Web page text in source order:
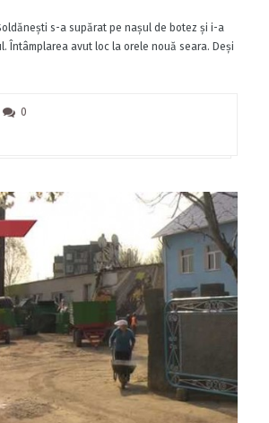
s-a supărat pe naşul de botez şi i-a
Întâmplarea avut loc la orele nouă seara. Deşi
0